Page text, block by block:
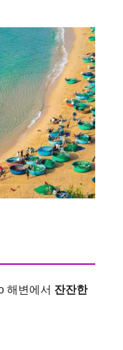
해변에서 잔잔한